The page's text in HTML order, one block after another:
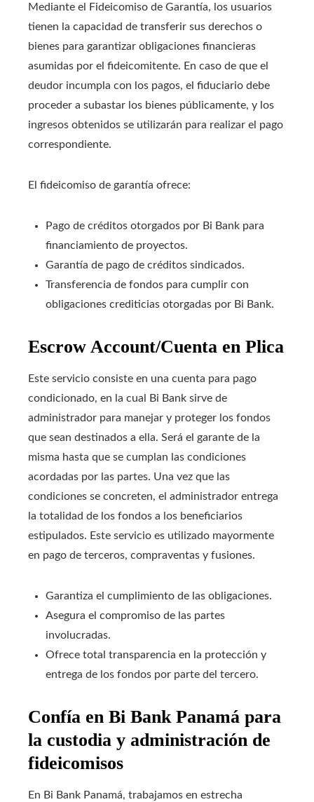
Mediante el Fideicomiso de Garantía, los usuarios
tienen la capacidad de transferir sus derechos o
bienes para garantizar obligaciones financieras
asumidas por el fideicomitente. En caso de que el
deudor incumpla con los pagos, el fiduciario debe
proceder a subastar los bienes públicamente, y los
ingresos obtenidos se utilizarán para realizar el pago
correspondiente.
El fideicomiso de garantía ofrece:
Pago de créditos otorgados por Bi Bank para
financiamiento de proyectos.
Garantía de pago de créditos sindicados.
Transferencia de fondos para cumplir con
obligaciones crediticias otorgadas por Bi Bank.
Escrow Account/Cuenta en Plica
Este servicio consiste en una cuenta para pago
condicionado, en la cual Bi Bank sirve de
administrador para manejar y proteger los fondos
que sean destinados a ella. Será el garante de la
misma hasta que se cumplan las condiciones
acordadas por las partes. Una vez que las
condiciones se concreten, el administrador entrega
la totalidad de los fondos a los beneficiarios
estipulados. Este servicio es utilizado mayormente
en pago de terceros, compraventas y fusiones.
Garantiza el cumplimiento de las obligaciones.
Asegura el compromiso de las partes
involucradas.
Ofrece total transparencia en la protección y
entrega de los fondos por parte del tercero.
Confía en Bi Bank Panamá para
la custodia y administración de
fideicomisos
En Bi Bank Panamá, trabajamos en estrecha